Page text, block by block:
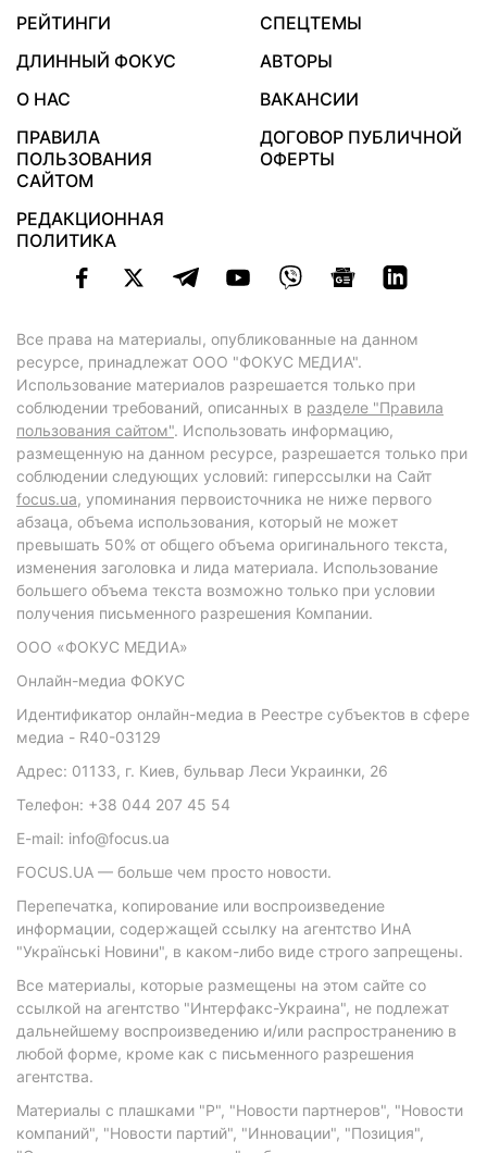
РЕЙТИНГИ
СПЕЦТЕМЫ
ДЛИННЫЙ ФОКУС
АВТОРЫ
О НАС
ВАКАНСИИ
ПРАВИЛА
ПОЛЬЗОВАНИЯ
САЙТОМ
ДОГОВОР ПУБЛИЧНОЙ
ОФЕРТЫ
РЕДАКЦИОННАЯ
ПОЛИТИКА
Все права на материалы, опубликованные на данном
ресурсе, принадлежат ООО "ФОКУС МЕДИА".
Использование материалов разрешается только при
соблюдении требований, описанных в разделе "Правила
пользования сайтом". Использовать информацию,
размещенную на данном ресурсе, разрешается только при
соблюдении следующих условий: гиперссылки на Сайт
focus.ua, упоминания первоисточника не ниже первого
абзаца, объема использования, который не может
превышать 50% от общего объема оригинального текста,
изменения заголовка и лида материала. Использование
большего объема текста возможно только при условии
получения письменного разрешения Компании.
ООО «ФОКУС МЕДИА»
Онлайн-медиа ФОКУС
Идентификатор онлайн-медиа в Реестре субъектов в сфере
медиа - R40-03129
Адрес: 01133, г. Киев, бульвар Леси Украинки, 26
Телефон: +38 044 207 45 54
E-mail: info@focus.ua
FOCUS.UA — больше чем просто новости.
Перепечатка, копирование или воспроизведение
информации, содержащей ссылку на агентство ИнА
"Українські Новини", в каком-либо виде строго запрещены.
Все материалы, которые размещены на этом сайте со
ссылкой на агентство "Интерфакс-Украина", не подлежат
дальнейшему воспроизведению и/или распространению в
любой форме, кроме как с письменного разрешения
агентства.
Материалы с плашками "Р", "Новости партнеров", "Новости
компаний", "Новости партий", "Инновации", "Позиция",